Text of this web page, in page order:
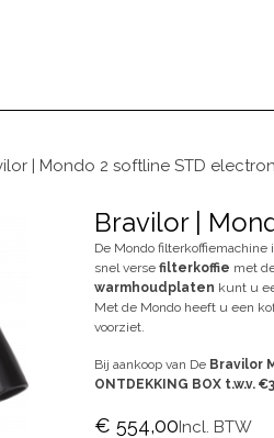
| Mondo 2 softline STD
Bravilor |
De Mondo
snel verse filterkoffie met
warmhoudplaten kunt u
Met de Mondo heeft u een
voorziet.
Bij aankoop van De Bravilor
ONTDEKKING BOX t.w.v.
€ 554,00Incl. BTW